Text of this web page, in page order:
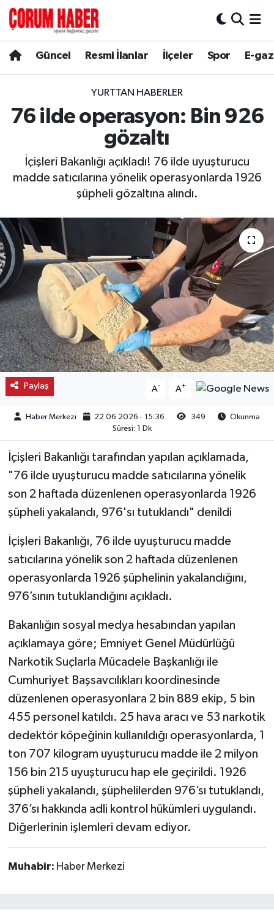
Güncel Resmi İlanlar İlçeler Spor E-
YURTTAN HABERLER
76 ilde operasyon: Bin 926
gözaltı
İçişleri Bakanlığı açıkladı! 76 ilde uyuşturucu
madde satıcılarına yönelik operasyonlarda 1926
şüpheli gözaltına alındı.
Paylaş A- A+
Haber Merkezi 22.06.2026 - 15:36 349
Okunma
Süresi: 1 Dk
İçişleri Bakanlığı tarafından yapılan açıklamada,
"76 ilde uyuşturucu madde satıcılarına yönelik
son 2 haftada düzenlenen operasyonlarda 1926
şüpheli yakalandı, 976'sı tutuklandı" denildi
İçişleri Bakanlığı, 76 ilde uyuşturucu madde
satıcılarına yönelik son 2 haftada düzenlenen
operasyonlarda 1926 şüphelinin yakalandığını,
976’sının tutuklandığını açıkladı.
Bakanlığın sosyal medya hesabından yapılan
açıklamaya göre; Emniyet Genel Müdürlüğü
Narkotik Suçlarla Mücadele Başkanlığı ile
Cumhuriyet Başsavcılıkları koordinesinde
düzenlenen operasyonlara 2 bin 889 ekip, 5 bin
455 personel katıldı. 25 hava aracı ve 53 narkotik
dedektör köpeğinin kullanıldığı operasyonlarda, 1
ton 707 kilogram uyuşturucu madde ile 2 milyon
156 bin 215 uyuşturucu hap ele geçirildi. 1926
şüpheli yakalandı, şüphelilerden 976’sı tutuklandı,
376’sı hakkında adli kontrol hükümleri uygulandı.
Diğerlerinin işlemleri devam ediyor.
Muhabir: Haber Merkezi
Spor
Resmi İlanlar
Bayat
Boğazkale
Dodurga
İskilip
Kargı
Laçin
Mecitözü
Oğuzlar
Ortaköy
Osmancık
Sungurlu
Uğurludağ
Sağlık
Hava Durumu
Çorum Namaz Vakitleri
Süper Lig Puan Durumu ve Fikstür
Tüm Manşetler
Son Dakika Haberleri
Haber Arşivi